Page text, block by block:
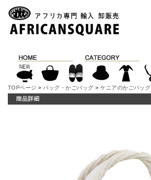
TOPページ > バッグ・かごバッグ >ケニアのかごバッグ